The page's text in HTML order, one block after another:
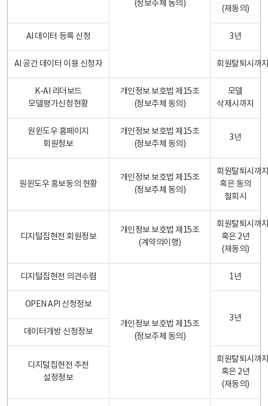
(정보주체 동의)
(재동의)
AI 데이터 등록 신청 3년
AI 공간 데이터 이용 신청자 회원탈퇴시까
K-AI 리더보드
모델평가신청현황
개인정보 보호법 제15조
(정보주체 동의)
모델
삭제시까지
원윈도우 홈페이지
회원정보
개인정보 보호법 제15조
(정보주체 동의)
3년
원윈도우 홍보동의 현황
개인정보 보호법 제15조
(정보주체 동의)
회원탈퇴시까
혹은 동의
철회시
디지털집현전 회원정보
개인정보 보호법 제15조
(계약의이행)
회원탈퇴시까
혹은 2년
(재동의)
디지털집현전 의견수렴
개인정보 보호법 제15조
(정보주체 동의)
1년
OPEN API 신청정보
3년
데이터개방 신청정보
디지털집현전 추천
설정정보
회원탈퇴시까
혹은 2년
(재동의)